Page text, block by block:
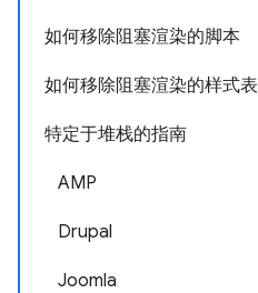
如何移除阻塞渲染的脚本
如何移除阻塞渲染的样式表
特定于堆栈的指南
AMP
Drupal
Joomla